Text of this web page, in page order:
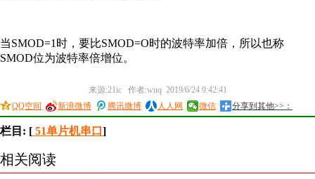
当SMOD=1时，要比SMOD=O时的波特率加倍，所以也称
SMOD位为波特率倍增位。
来源:21ic 作者:wuq 2019/6/24 9:42:41
QQ空间
新浪微博 腾讯微博 人人网 微信 分享到其他>>：
栏目: [ 51单片机串口 ]
相关阅读